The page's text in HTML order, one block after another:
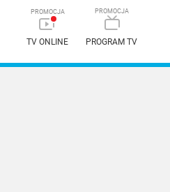
TV ONLINE PROGRAM TV